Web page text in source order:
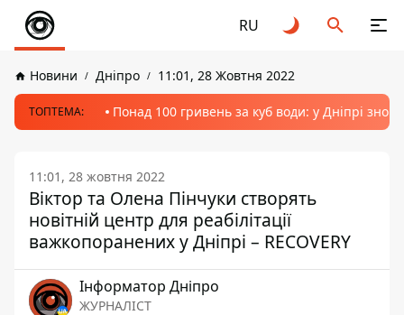
RU
Новини Дніпро 11:01, 28 Жовтня 2022
ТОПТЕМА: Понад 100 гривень за куб води: у Дніпрі
11:01, 28 жовтня 2022
Віктор та Олена Пінчуки створять
новітній центр для реабілітації
важкопоранених у Дніпрі – RECOVERY
Інформатор Дніпро
ЖУРНАЛІСТ